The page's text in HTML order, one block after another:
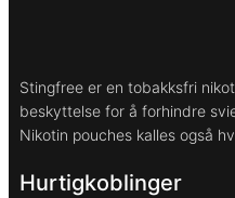
Stingfree er en tobakksfri
beskyttelse for å forhindre
Nikotin pouches kalles også
Hurtigkoblinger